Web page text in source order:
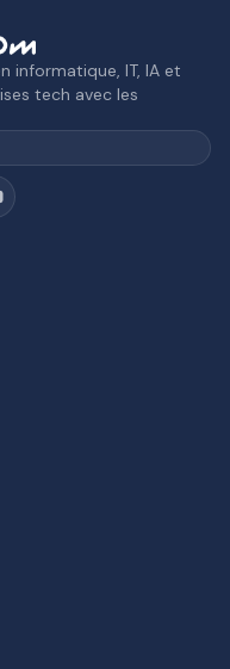
informatique, IT, IA et
tech avec les